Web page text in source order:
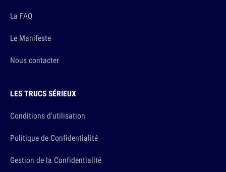
La FAQ
Le Manifeste
Nous contacter
LES TRUCS SÉRIEUX
Conditions d'utilisation
Politique de Confidentialité
Gestion de la Confidentialité